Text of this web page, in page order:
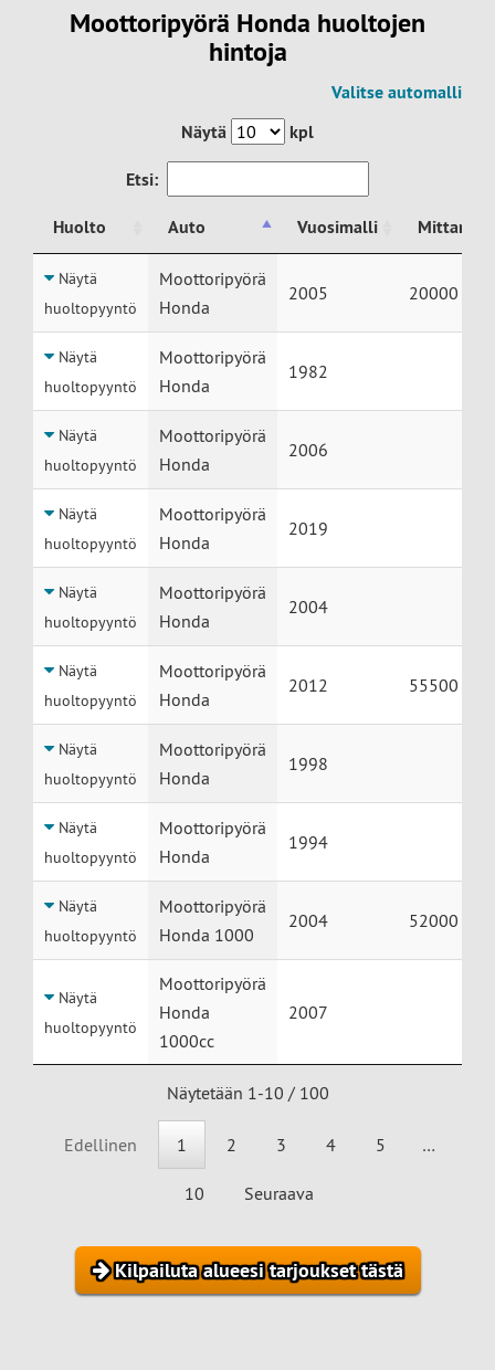
Moottoripyörä Honda huoltojen
hintoja
Valitse automalli
Näytä
kpl
Etsi:
Huolto Auto Vuosimalli
Huolto
Auto
Näytä
huoltopyyntö
Moottoripyörä
Honda
2005 20000
Näytä
huoltopyyntö
Moottoripyörä
Honda
1982
Näytä
huoltopyyntö
Moottoripyörä
Honda
2006
Näytä
huoltopyyntö
Moottoripyörä
Honda
2019
Näytä
huoltopyyntö
Moottoripyörä
Honda
2004
Näytä
huoltopyyntö
Moottoripyörä
Honda
2012 55500
Näytä
huoltopyyntö
Moottoripyörä
Honda
1998
Näytä
huoltopyyntö
Moottoripyörä
Honda
1994
Näytä
huoltopyyntö
Moottoripyörä
Honda 1000
2004 52000
Näytä
huoltopyyntö
Moottoripyörä
Honda
1000cc
2007
Näytetään 1-10 / 100
Edellinen 1 2 3 4 5 …
10 Seuraava
Kilpailuta alueesi tarjoukset tästä